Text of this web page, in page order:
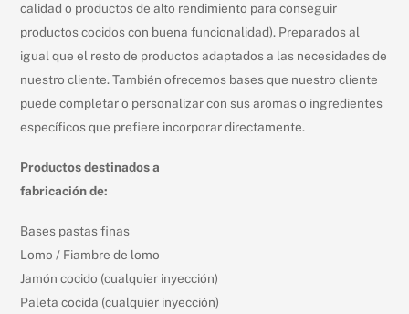
calidad o productos de alto rendimiento para conseguir
productos cocidos con buena funcionalidad). Preparados al
igual que el resto de productos adaptados a las necesidades de
nuestro cliente. También ofrecemos bases que nuestro cliente
puede completar o personalizar con sus aromas o ingredientes
específicos que prefiere incorporar directamente.
Productos destinados a
fabricación de:
Bases pastas finas
Lomo / Fiambre de lomo
Jamón cocido (cualquier inyección)
Paleta cocida (cualquier inyección)